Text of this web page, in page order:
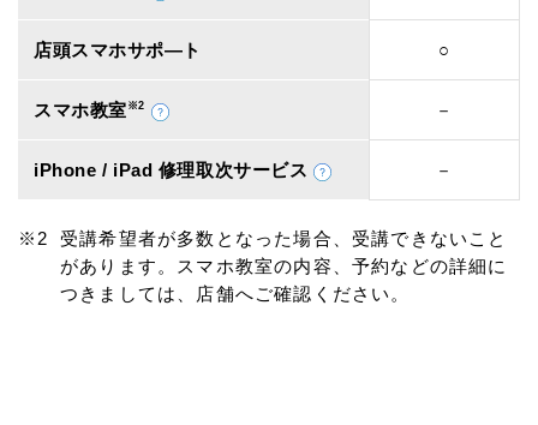
店頭スマホサポ―ト ○
スマホ教室 ※2 －
iPhone / iPad 修理取次サービス －
受講希望者が多数となった場合、受講できないこと
があります。スマホ教室の内容、予約などの詳細に
つきましては、店舗へご確認ください。